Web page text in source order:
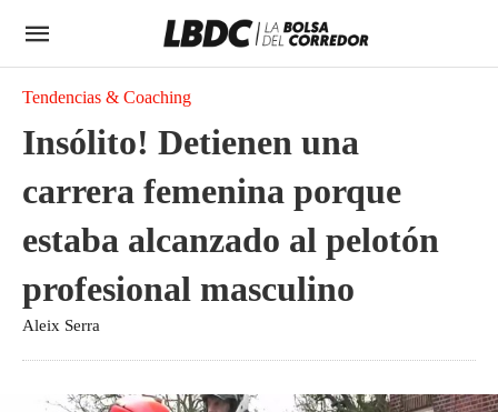
Tendencias & Coaching
Insólito! Detienen una
carrera femenina porque
estaba alcanzado al pelotón
profesional masculino
Aleix Serra